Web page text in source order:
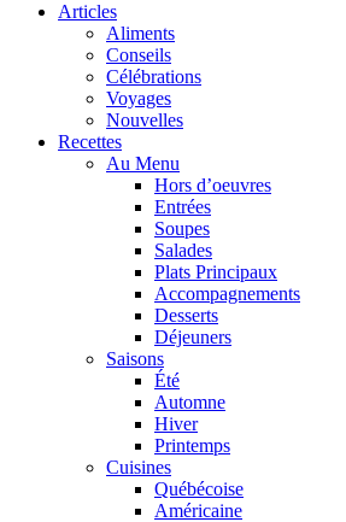
Articles
Aliments
Conseils
Célébrations
Voyages
Nouvelles
Recettes
Au Menu
Hors d’oeuvres
Entrées
Soupes
Salades
Plats Principaux
Accompagnements
Desserts
Déjeuners
Saisons
Été
Automne
Hiver
Printemps
Cuisines
Québécoise
Américaine